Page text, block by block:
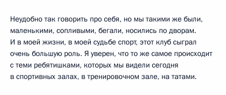
Неудобно так говорить про себя, но мы такими же были,
маленькими, сопливыми, бегали, носились по дворам.
И в моей жизни, в моей судьбе спорт, этот клуб сыграл
очень большую роль. Я уверен, что то же самое происходит
с теми ребятишками, которых мы видели сегодня
в спортивных залах, в тренировочном зале, на татами.